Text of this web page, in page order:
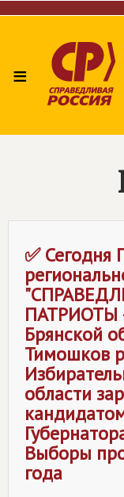
≡
✅ Сегодня
ПАТРИОТЫ
Брянской
Тимошков
области
Выборы
года